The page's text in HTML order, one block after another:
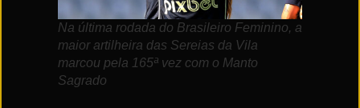
Na última rodada do Brasileiro Feminino, a
maior artilheira das Sereias da Vila
marcou pela 165ª vez com o Manto
Sagrado